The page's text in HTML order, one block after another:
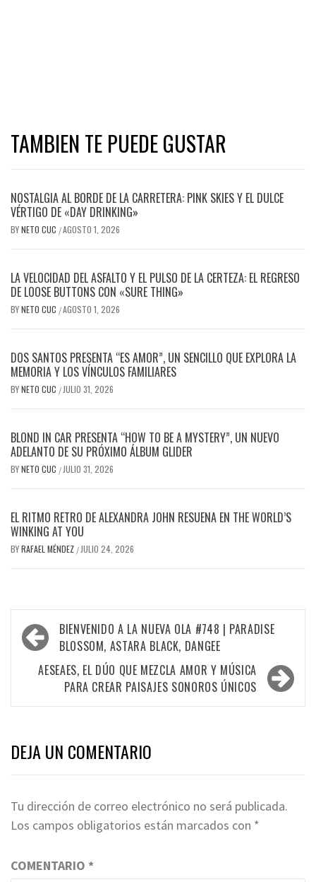
TAMBIEN TE PUEDE GUSTAR
NOSTALGIA AL BORDE DE LA CARRETERA: PINK SKIES Y EL DULCE
VÉRTIGO DE «DAY DRINKING»
BYNETO CUC /AGOSTO 1, 2026
LA VELOCIDAD DEL ASFALTO Y EL PULSO DE LA CERTEZA: EL REGRESO
DE LOOSE BUTTONS CON «SURE THING»
BYNETO CUC /AGOSTO 1, 2026
DOS SANTOS PRESENTA “ES AMOR”, UN SENCILLO QUE EXPLORA LA
MEMORIA Y LOS VÍNCULOS FAMILIARES
BYNETO CUC /JULIO 31, 2026
BLOND IN CAR PRESENTA “HOW TO BE A MYSTERY”, UN NUEVO
ADELANTO DE SU PRÓXIMO ÁLBUM GLIDER
BYNETO CUC /JULIO 31, 2026
EL RITMO RETRO DE ALEXANDRA JOHN RESUENA EN THE WORLD’S
WINKING AT YOU
BYRAFAEL MÉNDEZ /JULIO 24, 2026
Navegación
de
entradas
BIENVENIDO A LA NUEVA OLA #748 | PARADISE
BLOSSOM, ASTARA BLACK, DANGEE
AESEAES, EL DÚO QUE MEZCLA AMOR Y MÚSICA
PARA CREAR PAISAJES SONOROS ÚNICOS
DEJA UN COMENTARIO
Tu dirección de correo electrónico no será publicada.
Los campos obligatorios están marcados con *
COMENTARIO *